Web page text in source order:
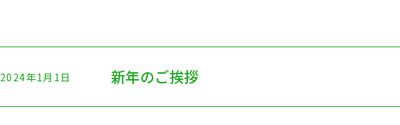
2024年1月1日 新年のご挨拶